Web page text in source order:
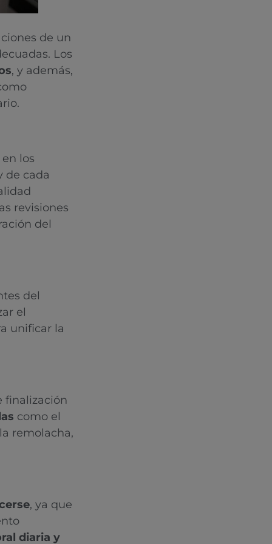
de un
Los
, y además,
en los
de cada
revisiones
del
del
el
unificar la
finalización
como el
remolacha,
, ya que
diaria y